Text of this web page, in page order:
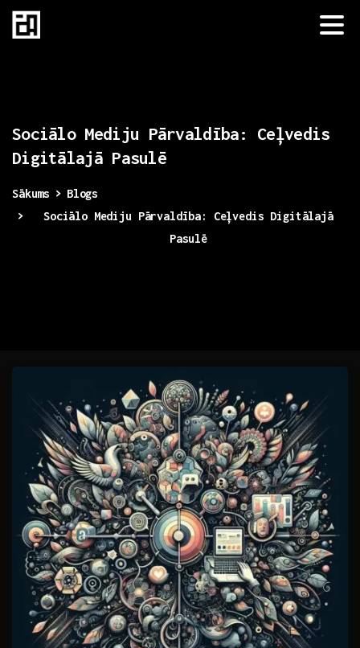
Sociālo Mediju Pārvaldība:
Ceļvedis
Digitālajā Pasulē
Sākums
Blogs
Sociālo Mediju Pārvaldība: Ceļvedis Digitālajā
Pasulē